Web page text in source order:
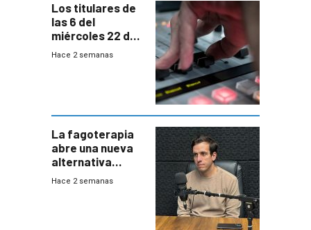
Los titulares de
las 6 del
miércoles 22 de
julio de 2026
Hace 2 semanas
La fagoterapia
abre una nueva
alternativa
contra bacterias
Hace 2 semanas